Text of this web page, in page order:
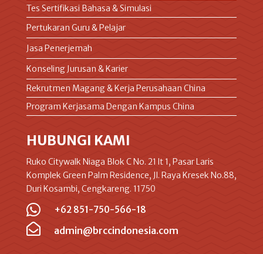
Tes Sertifikasi Bahasa & Simulasi
Pertukaran Guru & Pelajar
Jasa Penerjemah
Konseling Jurusan & Karier
Rekrutmen Magang & Kerja Perusahaan China
Program Kerjasama Dengan Kampus China
HUBUNGI KAMI
Ruko Citywalk Niaga Blok C No. 21 lt 1, Pasar Laris
Komplek Green Palm Residence, Jl. Raya Kresek No.88,
Duri Kosambi, Cengkareng. 11750
 +62 851-750-566-18
 admin@brccindonesia.com